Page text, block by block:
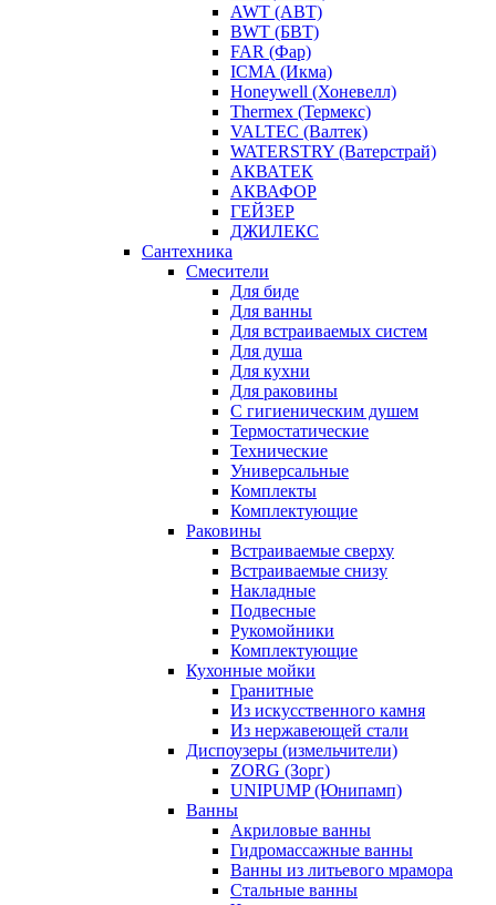
AWT (АВТ)
BWT (БВТ)
FAR (Фар)
ICMA (Икма)
Honeywell (Хоневелл)
Thermex (Термекс)
VALTEC (Валтек)
WATERSTRY (Ватерстрай)
АКВАТЕК
АКВАФОР
ГЕЙЗЕР
ДЖИЛЕКС
Сантехника
Смесители
Для биде
Для ванны
Для встраиваемых систем
Для душа
Для кухни
Для раковины
С гигиеническим душем
Термостатические
Технические
Универсальные
Комплекты
Комплектующие
Раковины
Встраиваемые сверху
Встраиваемые снизу
Накладные
Подвесные
Рукомойники
Комплектующие
Кухонные мойки
Гранитные
Из искусственного камня
Из нержавеющей стали
Диспоузеры (измельчители)
ZORG (Зорг)
UNIPUMP (Юнипамп)
Ванны
Акриловые ванны
Гидромассажные ванны
Ванны из литьевого мрамора
Стальные ванны